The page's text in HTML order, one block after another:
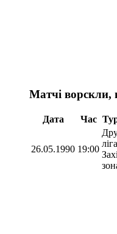
Матчі ворскли,
Дата Час
26.05.1990 19:00